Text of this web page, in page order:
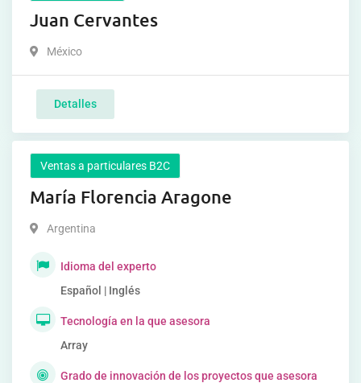
Juan Cervantes
México
Detalles
Ventas a particulares B2C
María Florencia Aragone
Argentina
Idioma del experto
Español | Inglés
Tecnología en la que asesora
Array
Grado de innovación de los proyectos que asesora